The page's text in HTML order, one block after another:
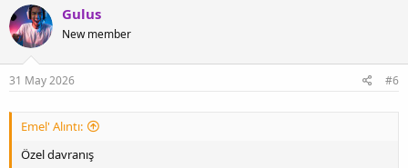
Gulus
New member
31 May 2026 #6
Emel' Alıntı:
Özel davranış